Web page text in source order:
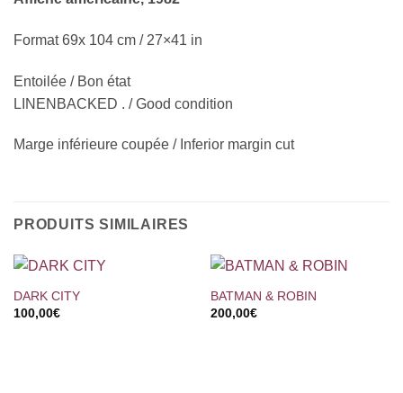
Format 69x 104 cm / 27×41 in
Entoilée / Bon état
LINENBACKED . / Good condition
Marge inférieure coupée / Inferior margin cut
PRODUITS SIMILAIRES
DARK CITY
100,00€
BATMAN & ROBIN
200,00€